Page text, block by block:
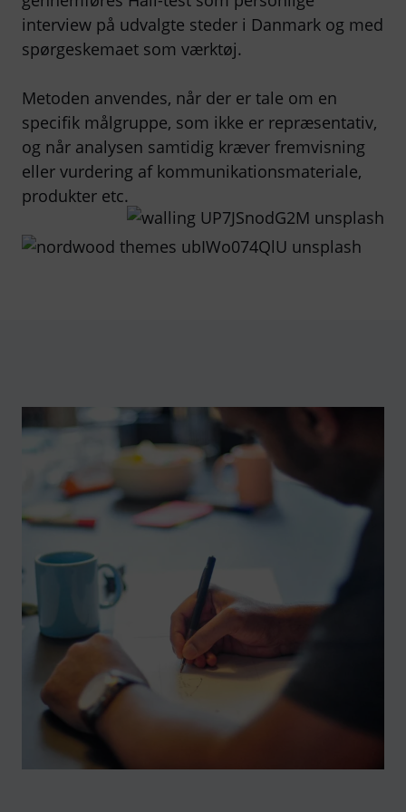
interview på udvalgte steder i Danmark og med
spørgeskemaet som værktøj.
Metoden anvendes, når der er tale om en
specifik målgruppe, som ikke er repræsentativ,
og når analysen samtidig kræver fremvisning
eller vurdering af kommunikationsmateriale,
produkter etc.